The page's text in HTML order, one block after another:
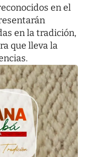
en el
en la tradición,
que lleva la